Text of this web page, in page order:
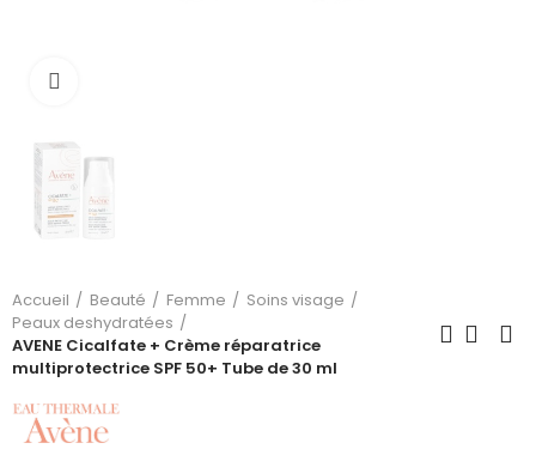
Accueil Beauté Femme
Soins visage
Peaux deshydratées
AVENE Cicalfate + Crème réparatrice
multiprotectrice SPF 50+ Tube de 30 ml